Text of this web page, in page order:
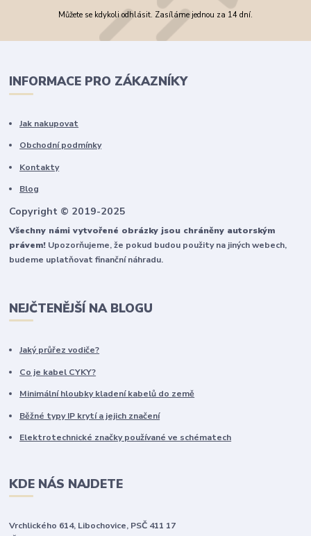
Můžete se kdykoli odhlásit. Zasíláme jednou za 14 dní.
INFORMACE PRO ZÁKAZNÍKY
Jak nakupovat
Obchodní podmínky
Kontakty
Blog
Copyright © 2019-2025
Všechny námi vytvořené obrázky jsou chráněny autorským
právem! Upozorňujeme, že pokud budou použity na jiných webech,
budeme uplatňovat finanční náhradu.
NEJČTENĚJŠÍ NA BLOGU
Jaký průřez vodiče?
Co je kabel CYKY?
Minimální hloubky kladení kabelů do země
Běžné typy IP krytí a jejich značení
Elektrotechnické značky používané ve schématech
KDE NÁS NAJDETE
Vrchlického 614, Libochovice, PSČ 411 17